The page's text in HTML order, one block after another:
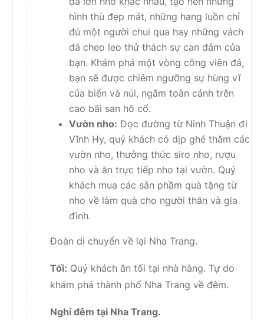
hình thù đẹp mắt, những hang luồn chỉ
đủ một người chui qua hay những vách
đá cheo leo thử thách sự can đảm của
bạn. Khám phá một vòng công viên đá,
bạn sẽ được chiêm ngưỡng sự hùng vĩ
của biển và núi, ngắm toàn cảnh trên
cao bãi san hô cổ.
Vườn nho: Dọc đường từ Ninh Thuận đi
Vĩnh Hy, quý khách có dịp ghé thăm các
vườn nho, thưởng thức siro nho, rượu
nho và ăn trực tiếp nho tại vườn. Quý
khách mua các sản phầm quà tặng từ
nho về làm quà cho người thân và gia
đình.
Đoàn di chuyển về lại Nha Trang.
Tối: Quý khách ăn tối tại nhà hàng. Tự do
khám phá thành phố Nha Trang về đêm.
Nghỉ đêm tại Nha Trang.